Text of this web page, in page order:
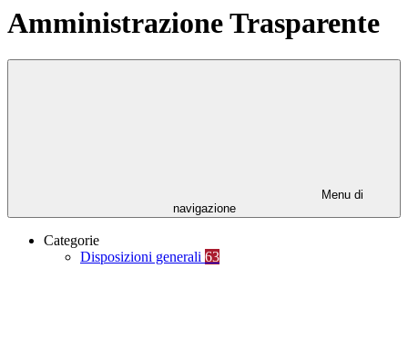
Amministrazione Trasparente
Menu di
navigazione
Categorie
Disposizioni generali 63